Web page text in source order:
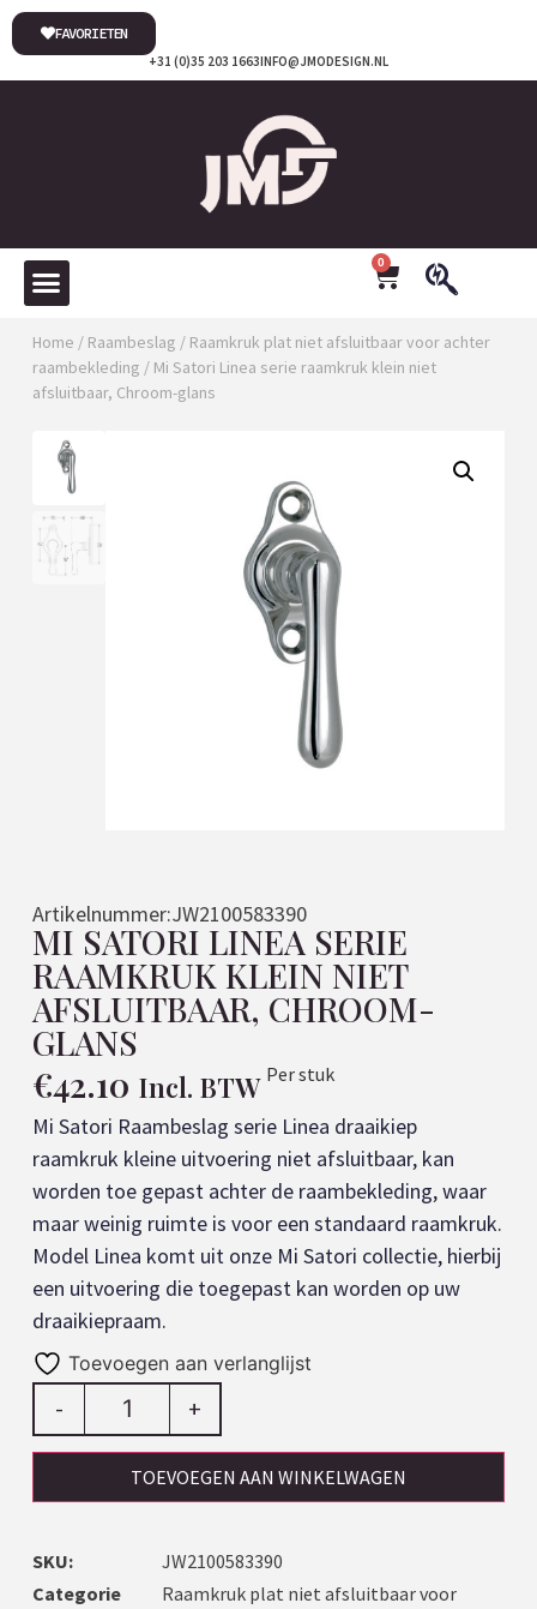
INFO@JMODESIGN.NL
+31 (0)35 203 1663
FAVORIETEN
0
Home / Raambeslag / Raamkruk plat niet afsluitbaar voor achter
raambekleding / Mi Satori Linea serie raamkruk klein niet
afsluitbaar, Chroom-glans
Artikelnummer:JW2100583390
MI SATORI LINEA SERIE
RAAMKRUK KLEIN NIET
AFSLUITBAAR, CHROOM-
GLANS
€42.10 Incl. BTW Per stuk
Mi Satori Raambeslag serie Linea draaikiep
raamkruk kleine uitvoering niet afsluitbaar, kan
worden toe gepast achter de raambekleding, waar
maar weinig ruimte is voor een standaard raamkruk.
Model Linea komt uit onze Mi Satori collectie, hierbij
een uitvoering die toegepast kan worden op uw
draaikiepraam.
Toevoegen aan verlanglijst
- +
TOEVOEGEN AAN WINKELWAGEN
SKU:
JW2100583390
Categorie
Raamkruk plat niet afsluitbaar voor